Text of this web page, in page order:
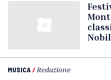
MUSICA/ Redazione